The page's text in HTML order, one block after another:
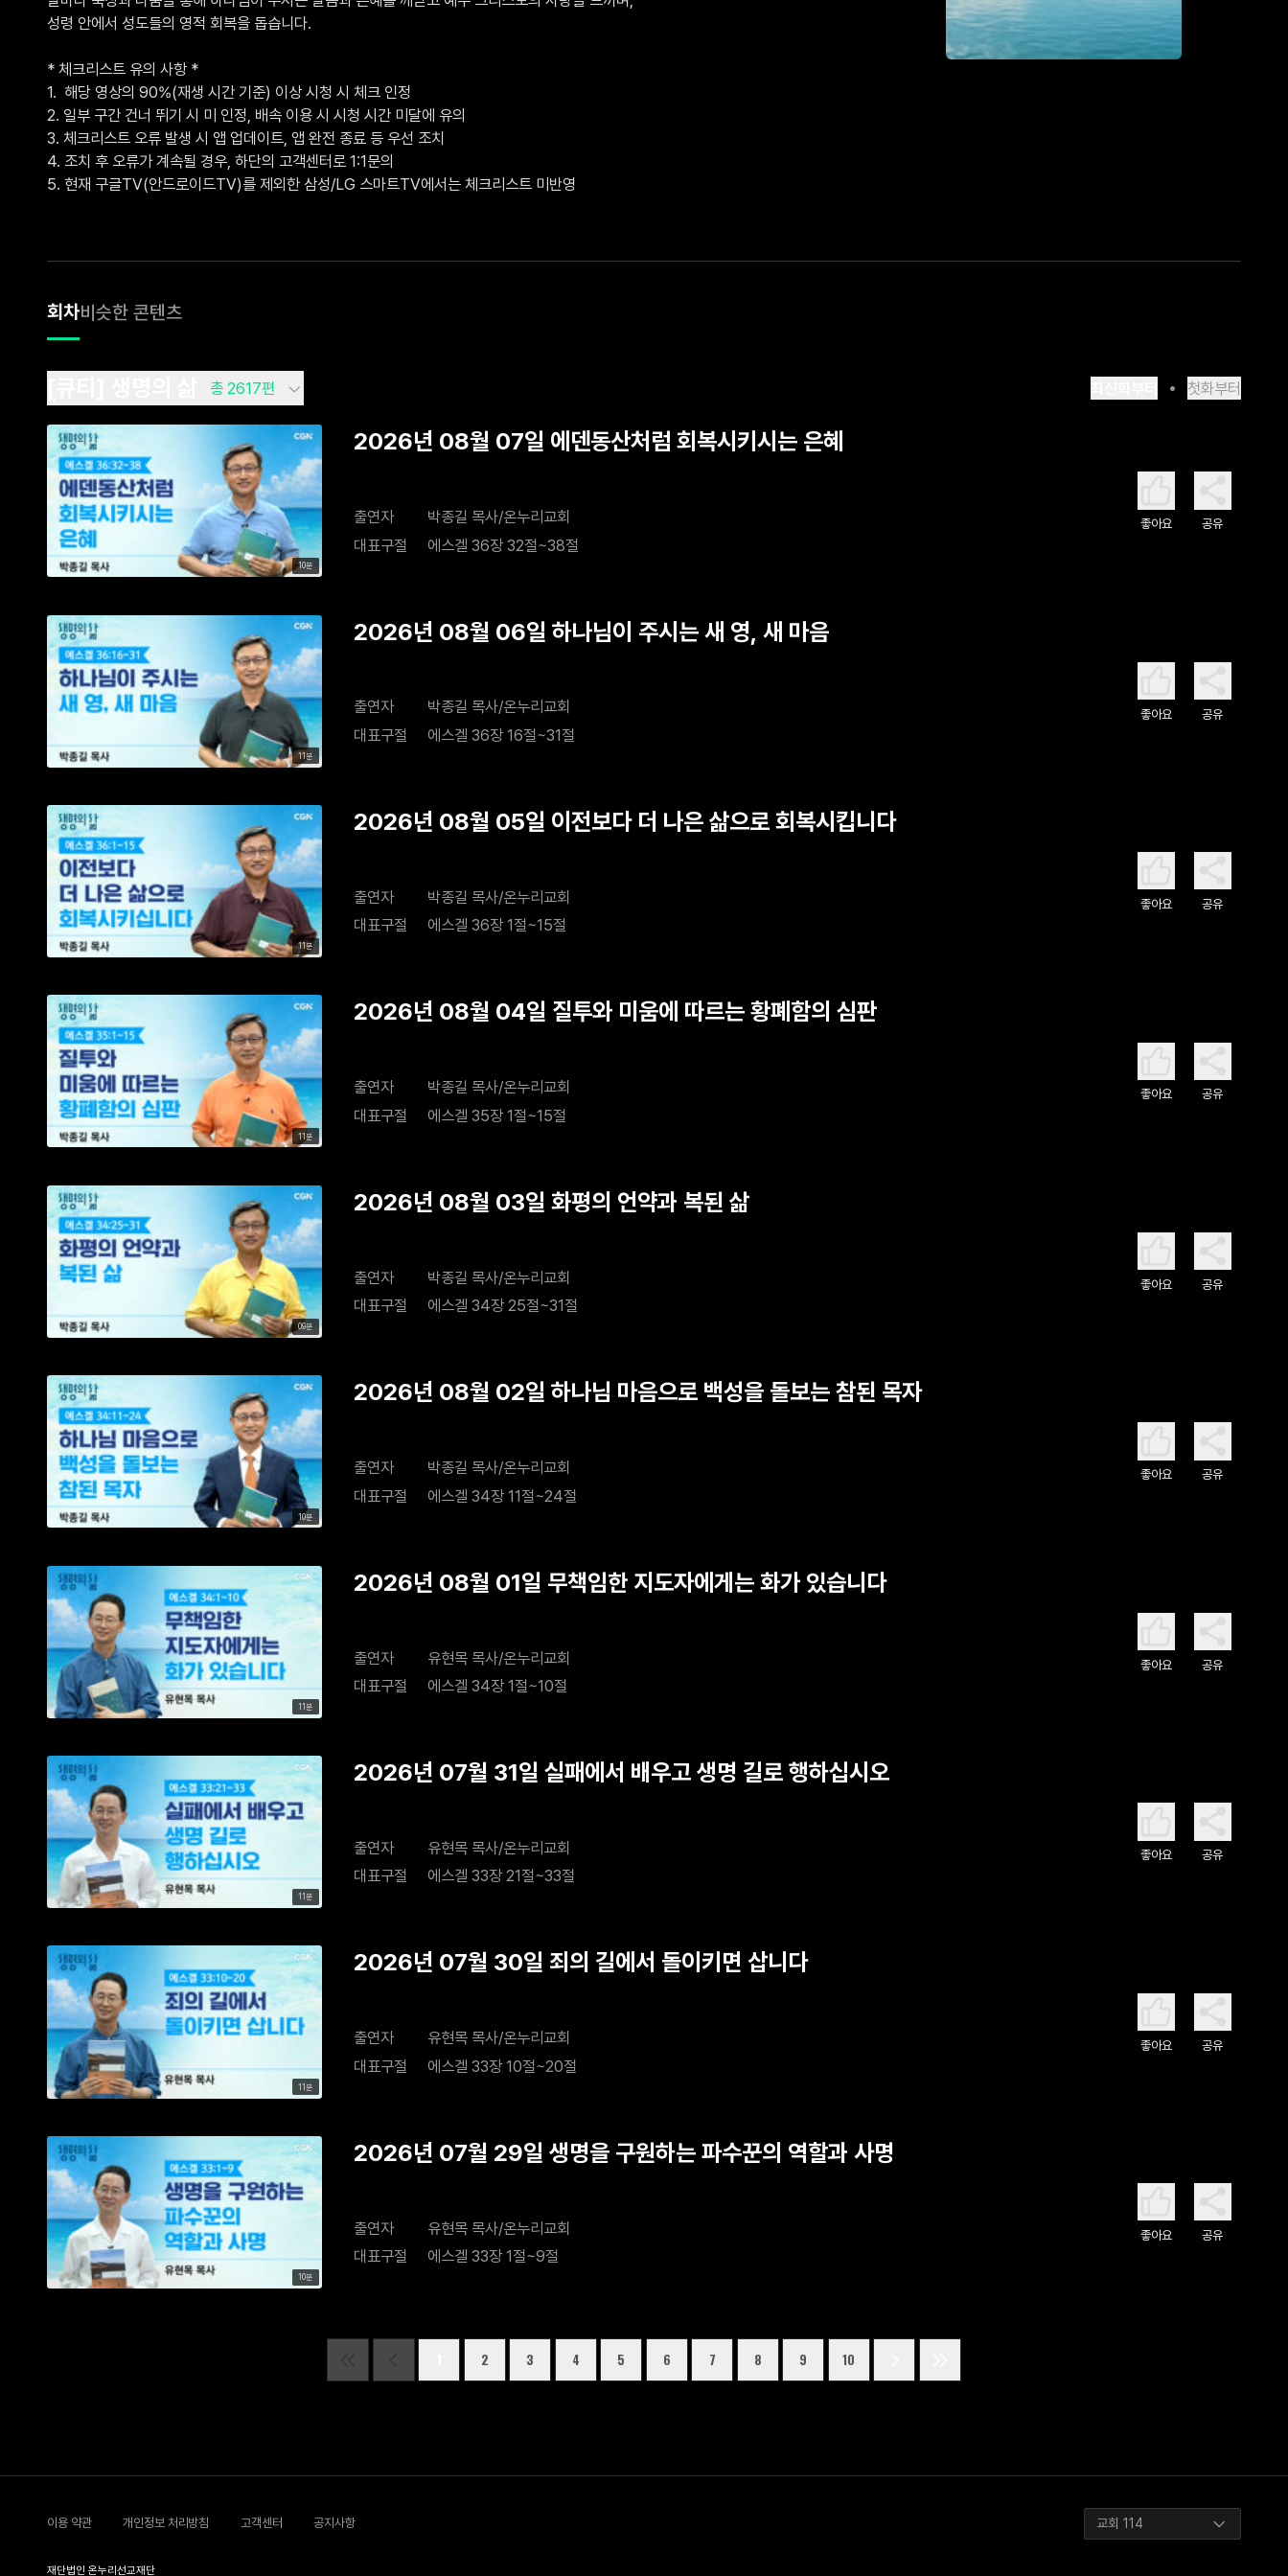
성령 안에서 성도들의 영적 회복을 돕습니다.
* 체크리스트 유의 사항 *
1.  해당 영상의 90%(재생 시간 기준) 이상 시청 시 체크 인정
2. 일부 구간 건너 뛰기 시 미 인정, 배속 이용 시 시청 시간 미달에 유의
3. 체크리스트 오류 발생 시 앱 업데이트, 앱 완전 종료 등 우선 조치
4. 조치 후 오류가 계속될 경우, 하단의 고객센터로 1:1문의
5. 현재 구글TV(안드로이드TV)를 제외한 삼성/LG 스마트TV에서는 체크리스트 미반영
회차비슷한 콘텐츠
총 2617편 첫화부터
10분
2026년 08월 07일 에덴동산처럼 회복시키시는 은혜
출연자
박종길 목사/온누리교회
대표구절
에스겔 36장 32절~38절
좋아요 공유
11분
2026년 08월 06일 하나님이 주시는 새 영, 새 마음
출연자
박종길 목사/온누리교회
대표구절
에스겔 36장 16절~31절
좋아요 공유
11분
2026년 08월 05일 이전보다 더 나은 삶으로 회복시킵니다
출연자
박종길 목사/온누리교회
대표구절
에스겔 36장 1절~15절
좋아요 공유
11분
2026년 08월 04일 질투와 미움에 따르는 황폐함의 심판
출연자
박종길 목사/온누리교회
대표구절
에스겔 35장 1절~15절
좋아요 공유
09분
2026년 08월 03일 화평의 언약과 복된 삶
출연자
박종길 목사/온누리교회
대표구절
에스겔 34장 25절~31절
좋아요 공유
10분
2026년 08월 02일 하나님 마음으로 백성을 돌보는 참된 목자
출연자
박종길 목사/온누리교회
대표구절
에스겔 34장 11절~24절
좋아요 공유
11분
2026년 08월 01일 무책임한 지도자에게는 화가 있습니다
출연자
유현목 목사/온누리교회
대표구절
에스겔 34장 1절~10절
좋아요 공유
11분
2026년 07월 31일 실패에서 배우고 생명 길로 행하십시오
출연자
유현목 목사/온누리교회
대표구절
에스겔 33장 21절~33절
좋아요 공유
11분
2026년 07월 30일 죄의 길에서 돌이키면 삽니다
출연자
유현목 목사/온누리교회
대표구절
에스겔 33장 10절~20절
좋아요 공유
10분
2026년 07월 29일 생명을 구원하는 파수꾼의 역할과 사명
출연자
유현목 목사/온누리교회
대표구절
에스겔 33장 1절~9절
좋아요 공유
2 3 4 5 6 7 8 9 10
이용 약관 개인정보 처리방침 고객센터 공지사항 교회 114
재단법인 온누리선교재단